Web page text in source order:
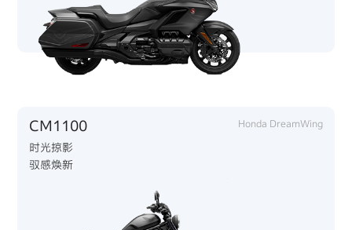
CM1100 Honda DreamWing
时光掠影
驭感焕新